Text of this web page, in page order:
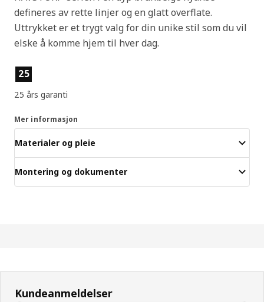
defineres av rette linjer og en glatt overflate.
Uttrykket er et trygt valg for din unike stil som du vil
elske å komme hjem til hver dag.
Produktfunksjoner
25
25 års garanti
Mer informasjon
Materialer og pleie
Montering og dokumenter
Kundeanmeldelser